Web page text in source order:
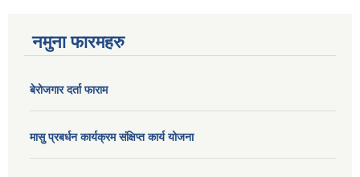
नमुना फारमहरु
बेरोजगार दर्ता फाराम
मासु प्रबर्धन कार्यक्रम संक्षिप्त कार्य योजना